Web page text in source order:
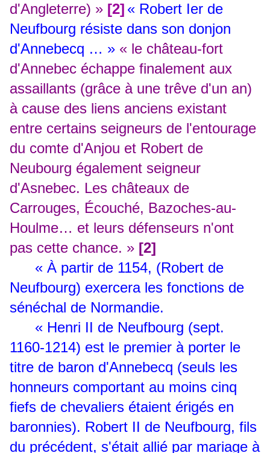
d'Angleterre) » [2] « Robert Ier de
Neufbourg résiste dans son donjon
d'Annebecq … » « le château-fort
d'Annebec échappe finalement aux
assaillants (grâce à une trêve d'un an)
à cause des liens anciens existant
entre certains seigneurs de l'entourage
du comte d'Anjou et Robert de
Neubourg également seigneur
d'Asnebec. Les châteaux de
Carrouges, Écouché, Bazoches-au-
Houlme… et leurs défenseurs n'ont
pas cette chance. » [2]
« À partir de 1154, (Robert de
Neufbourg) exercera les fonctions de
sénéchal de Normandie.
« Henri II de Neufbourg (sept.
1160-1214) est le premier à porter le
titre de baron d'Annebecq (seuls les
honneurs comportant au moins cinq
fiefs de chevaliers étaient érigés en
baronnies). Robert II de Neufbourg, fils
du précédent, s'était allié par mariage à